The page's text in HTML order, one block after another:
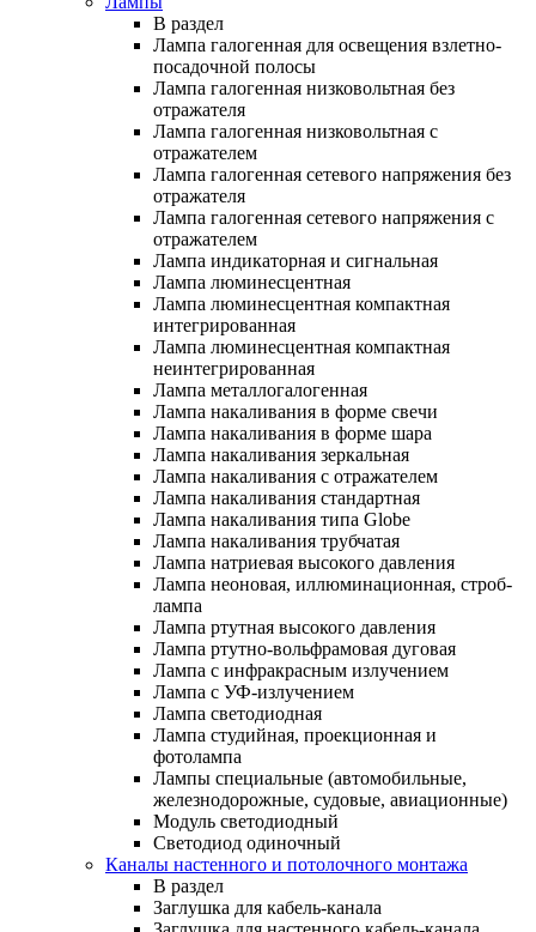
В раздел
Лампа галогенная для освещения взлетно-
посадочной полосы
Лампа галогенная низковольтная без
отражателя
Лампа галогенная низковольтная с
отражателем
Лампа галогенная сетевого напряжения без
отражателя
Лампа галогенная сетевого напряжения с
отражателем
Лампа индикаторная и сигнальная
Лампа люминесцентная
Лампа люминесцентная компактная
интегрированная
Лампа люминесцентная компактная
неинтегрированная
Лампа металлогалогенная
Лампа накаливания в форме свечи
Лампа накаливания в форме шара
Лампа накаливания зеркальная
Лампа накаливания с отражателем
Лампа накаливания стандартная
Лампа накаливания типа Globe
Лампа накаливания трубчатая
Лампа натриевая высокого давления
Лампа неоновая, иллюминационная, строб-
лампа
Лампа ртутная высокого давления
Лампа ртутно-вольфрамовая дуговая
Лампа с инфракрасным излучением
Лампа с УФ-излучением
Лампа светодиодная
Лампа студийная, проекционная и
фотолампа
Лампы специальные (автомобильные,
железнодорожные, судовые, авиационные)
Модуль светодиодный
Светодиод одиночный
Каналы настенного и потолочного монтажа
В раздел
Заглушка для кабель-канала